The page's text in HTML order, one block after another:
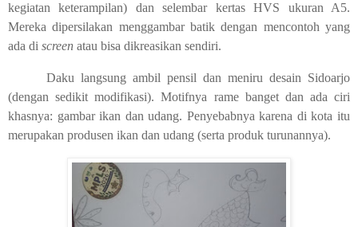
kegiatan keterampilan) dan selembar kertas HVS ukuran A5.
Mereka dipersilakan menggambar batik dengan mencontoh yang
ada di screen atau bisa dikreasikan sendiri.
Daku langsung ambil pensil dan meniru desain Sidoarjo
(dengan sedikit modifikasi). Motifnya rame banget dan ada ciri
khasnya: gambar ikan dan udang. Penyebabnya karena di kota itu
merupakan produsen ikan dan udang (serta produk turunannya).